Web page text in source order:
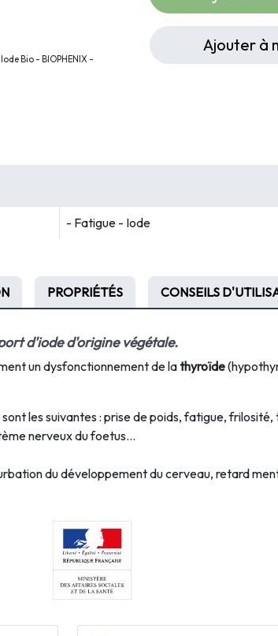
Bio - BIOPHENIX -
Ajouter à
- Fatigue - Iode
PROPRIÉTÉS CONSEILS
d'iode d'origine végétale.
un dysfonctionnement de lathyroïde
les suivantes : prise de poids, fatigue,
nerveux du foetus...
du développement du cerveau, retard